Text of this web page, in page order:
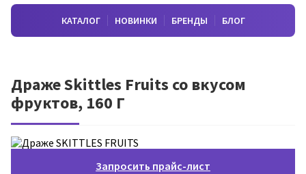
КАТАЛОГ НОВИНКИ БРЕНДЫ БЛОГ
Драже Skittles Fruits со вкусом
фруктов, 160 Г
Запросить прайс-лист